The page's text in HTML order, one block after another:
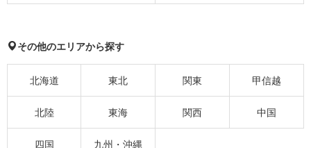
その他のエリアから探す
北海道 東北 関東 甲信越
北陸 東海 関西 中国
四国 九州・沖縄